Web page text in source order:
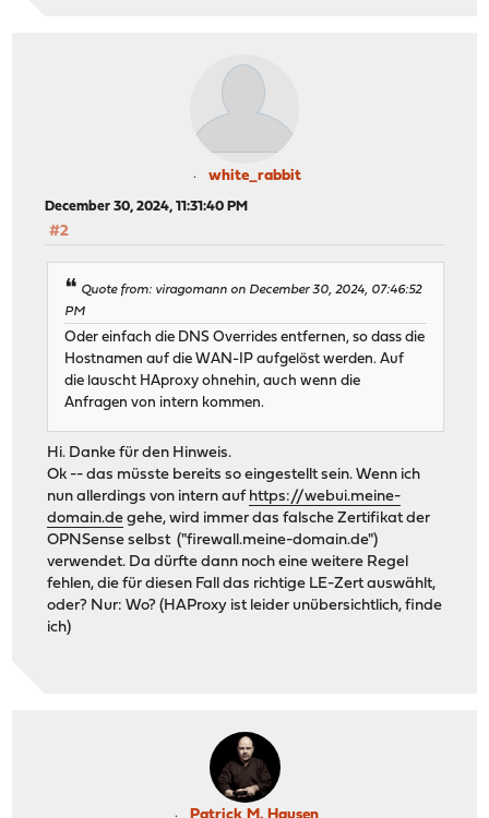
white_rabbit
December 30, 2024, 11:31:40 PM
#2
Quote from: viragomann on December 30, 2024, 07:46:52
PM
Oder einfach die DNS Overrides entfernen, so dass die
Hostnamen auf die WAN-IP aufgelöst werden. Auf
die lauscht HAproxy ohnehin, auch wenn die
Anfragen von intern kommen.
Hi. Danke für den Hinweis.
Ok -- das müsste bereits so eingestellt sein. Wenn ich
nun allerdings von intern auf https://webui.meine-
domain.de gehe, wird immer das falsche Zertifikat der
OPNSense selbst ("firewall.meine-domain.de")
verwendet. Da dürfte dann noch eine weitere Regel
fehlen, die für diesen Fall das richtige LE-Zert auswählt,
oder? Nur: Wo? (HAProxy ist leider unübersichtlich, finde
ich)